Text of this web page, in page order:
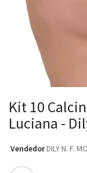
Kit 10
Luciana -
Vendedor: DILY N. F.